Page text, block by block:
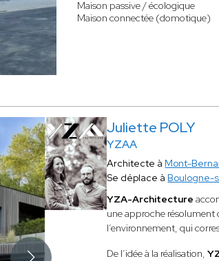
Maison passive / écologique
Maison connectée (domotique)
Juliette POLY
YZAA
Architecte à Mont-
Se déplace à Boulogne-
YZA-Architecture
une approche résolument
l’environnement, qui
De l’idée à la réalisation,